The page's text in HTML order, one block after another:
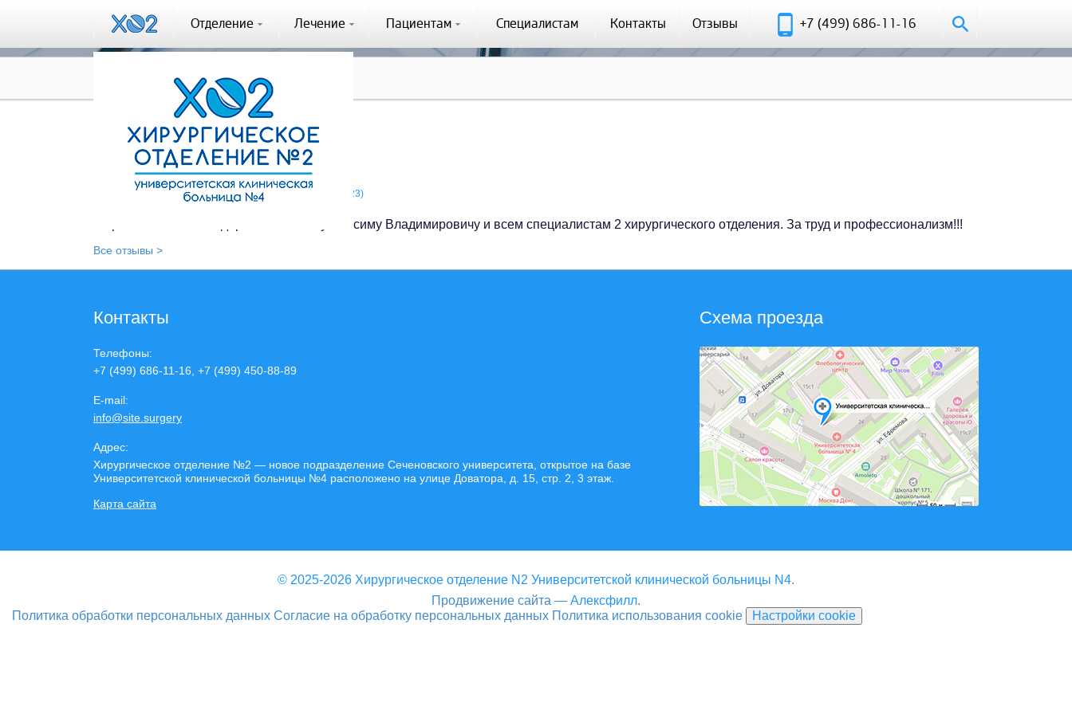
Отделение Лечение Пациентам Специалистам Контакты Отзывы +7 (499) 686-11-16
Отзывы Отзыв #276
Отзыв #276
Кузьмина Анастасия Юрьевна / Москва / (08.05.2023)
Выражаю свою благодарность Волгину Максиму Владимировичу и всем специалистам 2 хирургического отделения. За труд и профессионализм!!!
Все отзывы >
Контакты
Телефоны:
+7 (499) 686-11-16, +7 (499) 450-88-89
E-mail:
info@site.surgery
Адрес:
Хирургическое отделение №2 — новое подразделение Сеченовского университета, открытое на базе
Университетской клинической больницы №4 расположено на улице Доватора, д. 15, стр. 2, 3 этаж.
Карта сайта
Схема проезда
© 2025-2026 Хирургическое отделение N2 Университетской клинической больницы N4.
Продвижение сайта — Алексфилл.
Политика обработки персональных данных Согласие на обработку персональных данных Политика использования cookie Настройки cookie